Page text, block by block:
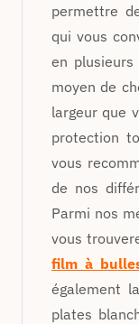
permettre
qui vous
en plusieurs
moyen de
largeur que
protection
vous
de nos
Parmi nos
vous
film à
également
plates